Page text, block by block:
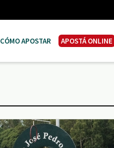
CÓMO APOSTAR APOSTÁ ONLINE